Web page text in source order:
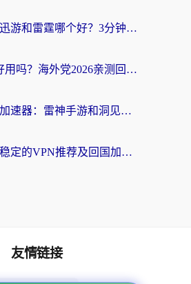
海外党必看：迅游和雷霆哪个好？3分钟教你选对回国加速器，无缝刷国内剧玩手游
斧牛和biubiu好用吗？海外党2026亲测回国加速器指南，附番茄加速器深度体验
海外党选回国加速器：雷神手游和洞见哪个好？附iPhone免费VPN推荐及ChickCNUfunR实测
海外党必看：稳定的VPN推荐及回国加速器选择全攻略——告别地域限制，轻松刷国内资源
友情链接